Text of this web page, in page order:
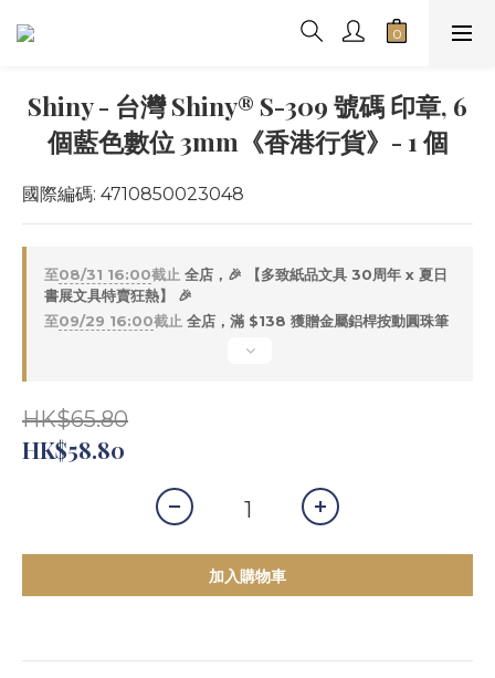
Shiny - 台灣 Shiny® S-309 號碼 印章, 6
個藍色數位 3mm《香港行貨》- 1 個
國際編碼: 4710850023048
至08/31 16:00截止 全店，🎉 【多致紙品文具 30周年 x 夏日
書展文具特賣狂熱】 🎉
至09/29 16:00截止 全店，滿 $138 獲贈金屬鋁桿按動圓珠筆
HK$65.80
HK$58.80
加入購物車